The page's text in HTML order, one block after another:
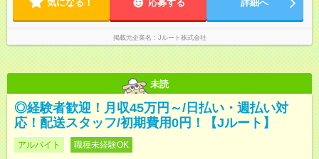
気になる！ 応募する 詳細へ
掲載元企業名 Jルート株式会社
未読
◎経験者歓迎！月収45万円～/日払い・週払い対
応！配送スタッフ/初期費用0円！【Jルート】
アルバイト 職種未経験OK